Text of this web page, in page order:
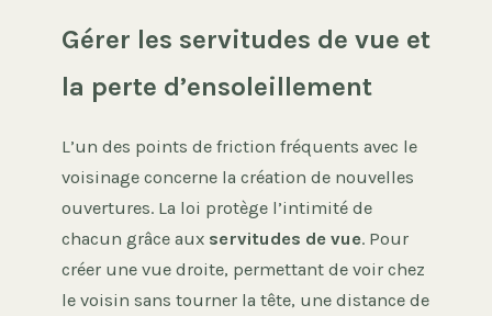
Gérer les servitudes de vue et
la perte d’ensoleillement
L’un des points de friction fréquents avec le
voisinage concerne la création de nouvelles
ouvertures. La loi protège l’intimité de
chacun grâce aux servitudes de vue. Pour
créer une vue droite, permettant de voir chez
le voisin sans tourner la tête, une distance de